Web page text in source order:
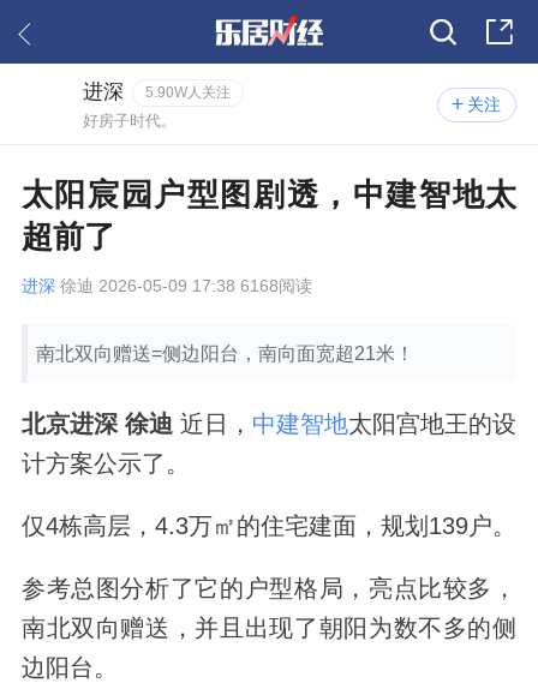
关注
进深 5.90W人关注
好房子时代。
太阳宸园户型图剧透，中建智地太
超前了
进深 徐迪 2026-05-09 17:38 6168阅读
南北双向赠送=侧边阳台，南向面宽超21米！
北京进深 徐迪 近日， 中建智地太阳宫地王的设
计方案公示了。
仅4栋高层，4.3万㎡的住宅建面，规划139户。
参考总图分析了它的户型格局，亮点比较多，
南北双向赠送，并且出现了朝阳为数不多的侧
边阳台。